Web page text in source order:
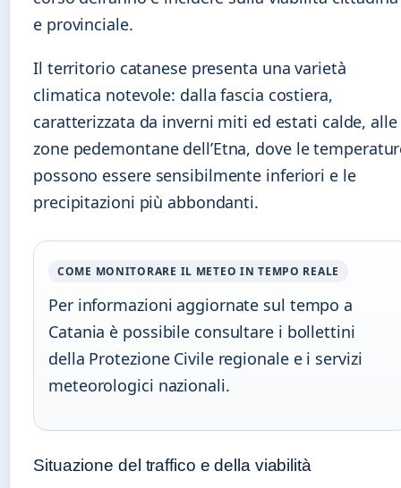
e provinciale.
Il territorio catanese presenta una varietà
climatica notevole: dalla fascia costiera,
caratterizzata da inverni miti ed estati calde, alle
zone pedemontane dell’Etna, dove le
possono essere sensibilmente inferiori e le
precipitazioni più abbondanti.
COME MONITORARE IL METEO IN TEMPO REALE
Per informazioni aggiornate sul tempo a
Catania è possibile consultare i bollettini
della Protezione Civile regionale e i servizi
meteorologici nazionali.
Situazione del traffico e della viabilità